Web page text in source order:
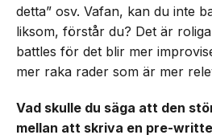
detta” osv. Vafan, kan du inte
liksom, förstår du? Det är
battles för det blir mer
mer raka rader som är mer
Vad skulle du säga att den
mellan att skriva en pre-